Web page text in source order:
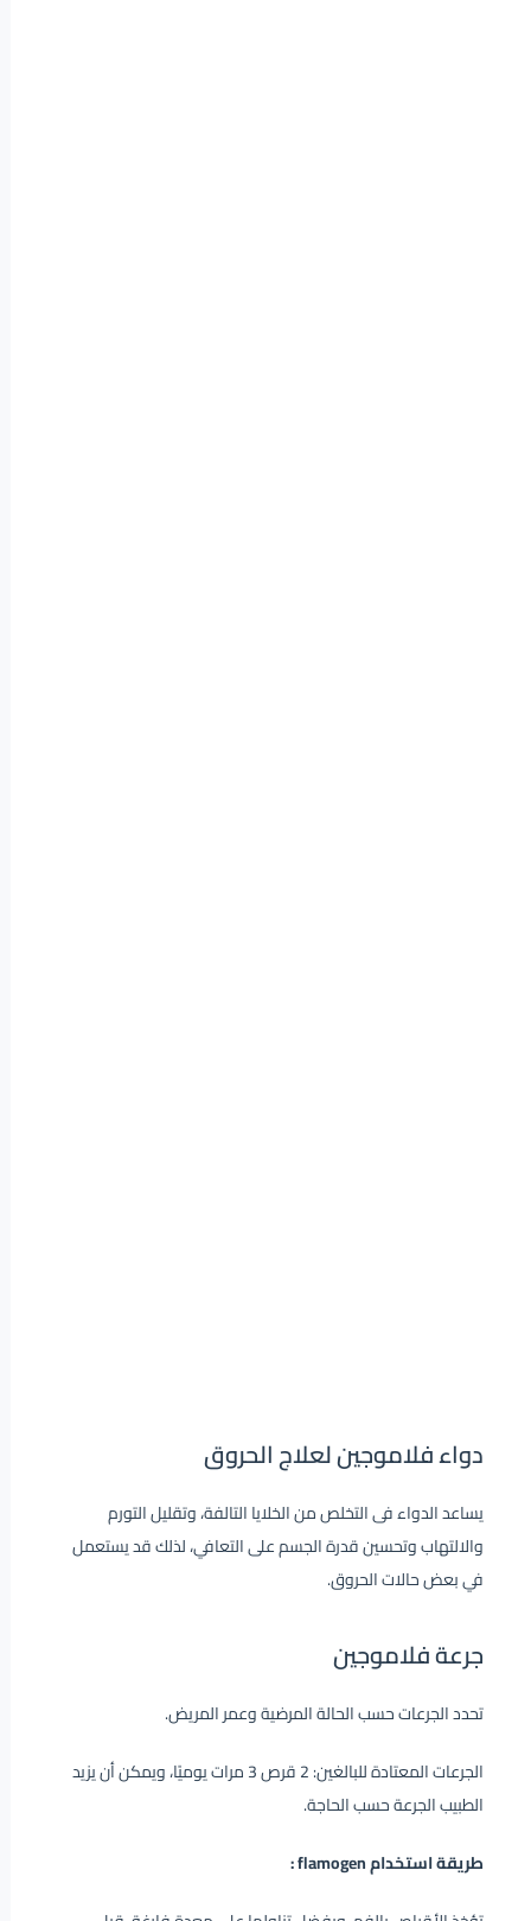
دواء فلاموجين لعلاج الحروق
يساعد الدواء فى التخلص من الخلايا التالفة، وتقليل التورم
والالتهاب وتحسين قدرة الجسم على التعافي، لذلك قد يستعمل
في بعض حالات الحروق.
جرعة فلاموجين
تحدد الجرعات حسب الحالة المرضية وعمر المريض.
الجرعات المعتادة للبالغين: 2 قرص 3 مرات يوميًا، ويمكن أن يزيد
الطبيب الجرعة حسب الحاجة.
طريقة استخدام flamogen :